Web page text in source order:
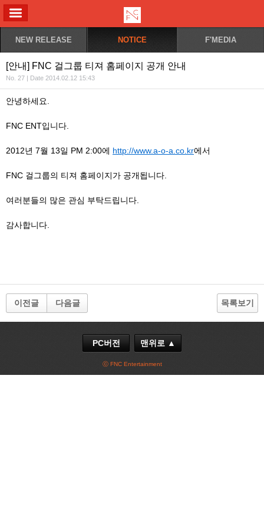
NEW RELEASE NOTICE F'MEDIA
[안내] FNC 걸그룹 티져 홈페이지 공개 안내
No. 27 | Date 2014.02.12 15:43
안녕하세요.
FNC ENT입니다.
2012년 7월 13일 PM 2:00에 http://www.a-o-a.co.kr에서
FNC 걸그룹의 티져 홈페이지가 공개됩니다.
여러분들의 많은 관심 부탁드립니다.
감사합니다.
이전글 다음글 목록보기
PC버전 맨위로 ▲
ⓒ FNC Entertainment